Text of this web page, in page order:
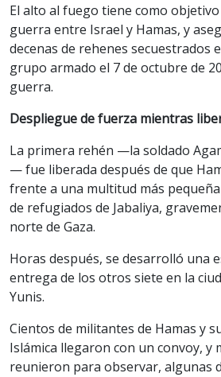
El alto al fuego tiene como
guerra entre Israel y Hamas, y
decenas de rehenes secuestrados
grupo armado el 7 de octubre de
guerra.
Despliegue de fuerza mientras
La primera rehén —la soldado
— fue liberada después de que
frente a una multitud más
de refugiados de Jabaliya,
norte de Gaza.
Horas después, se desarrolló una
entrega de los otros siete en la
Yunis.
Cientos de militantes de Hamas y
Islámica llegaron con un convoy, y
reunieron para observar, algunas